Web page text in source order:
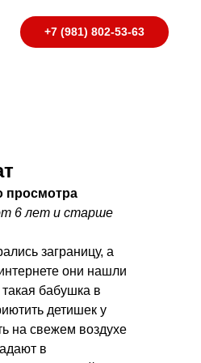
+7 (981) 802-53-63
просмотра
6 лет и старше
заграницу, а
они нашли
бабушка в
детишек у
на свежем воздухе
в